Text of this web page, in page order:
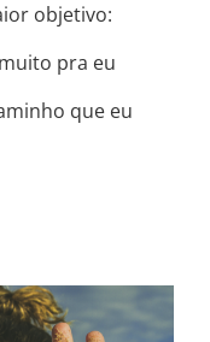
objetivo:
pra eu
que eu